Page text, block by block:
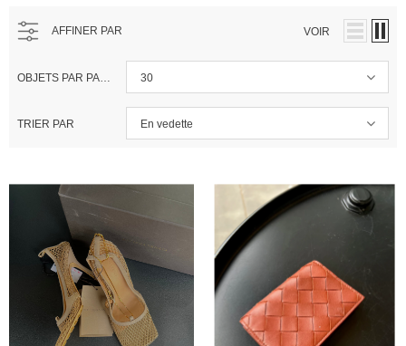
Dress'Vintage
Dress'Vintage
AFFINER PAR VOIR
OBJETS PAR PAGE 30
TRIER PAR En vedette